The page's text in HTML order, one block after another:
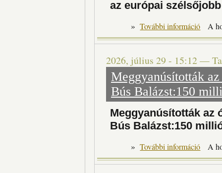
az európai szélsőjobb
» További információ A
2026, július 29 - 15:12—
Meggyanúsították
Bús Balázst:150
Meggyanúsították az
Bús Balázst:150
» További információ A